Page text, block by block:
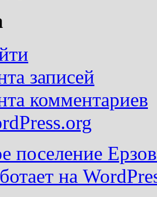
записей
комментариев
поселение
на